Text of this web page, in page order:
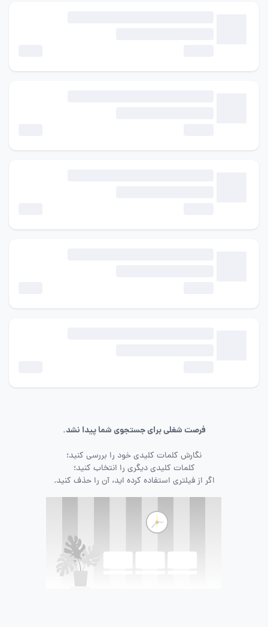
فرصت شغلی برای جستجوی شما پیدا نشد.
نگارش کلمات کلیدی خود را بررسی کنید؛
کلمات کلیدی دیگری را انتخاب کنید؛
اگر از فیلتری استفاده کرده اید، آن را حذف کنید.